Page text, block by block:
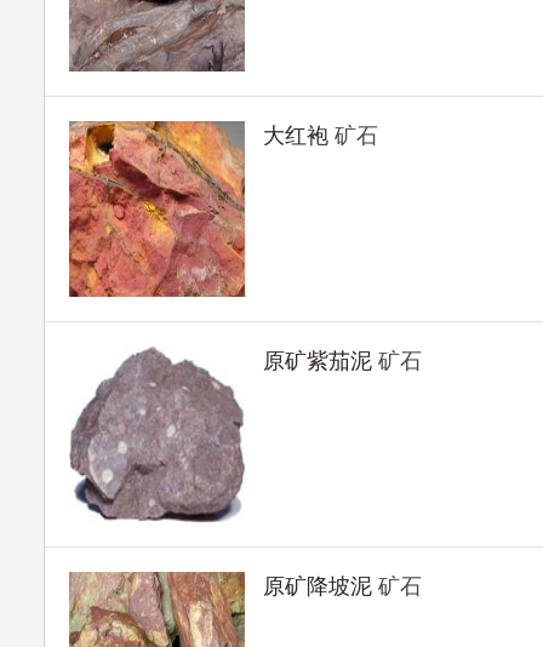
大红袍 矿石
原矿紫茄泥 矿石
原矿降坡泥 矿石